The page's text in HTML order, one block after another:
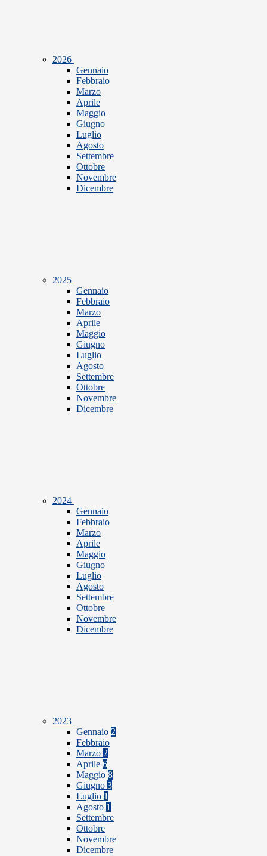
2026
Gennaio
Febbraio
Marzo
Aprile
Maggio
Giugno
Luglio
Agosto
Settembre
Ottobre
Novembre
Dicembre
2025
Gennaio
Febbraio
Marzo
Aprile
Maggio
Giugno
Luglio
Agosto
Settembre
Ottobre
Novembre
Dicembre
2024
Gennaio
Febbraio
Marzo
Aprile
Maggio
Giugno
Luglio
Agosto
Settembre
Ottobre
Novembre
Dicembre
2023
Gennaio 2
Febbraio
Marzo 2
Aprile 6
Maggio 8
Giugno 3
Luglio 1
Agosto 1
Settembre
Ottobre
Novembre
Dicembre